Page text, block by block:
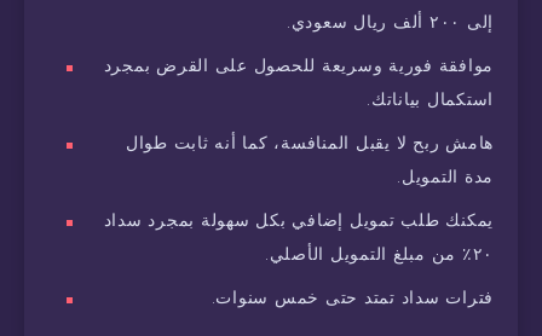
إلى ٢٠٠ ألف ريال سعودي.
موافقة فورية وسريعة للحصول على القرض بمجرد
استكمال بياناتك.
هامش ربح لا يقبل المنافسة، كما أنه ثابت طوال
مدة التمويل.
يمكنك طلب تمويل إضافي بكل سهولة بمجرد سداد
٢٠٪ من مبلغ التمويل الأصلي.
فترات سداد تمتد حتى خمس سنوات.